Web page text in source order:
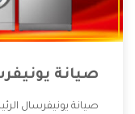
صيانة
صيانة يونيفرسال